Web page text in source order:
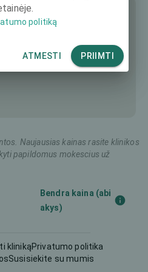
Naujausias kainas rasite klinikos
papildomus mokescius už
Bendra kaina (abi
akys)
175 €
klinikąPrivatumo politika
Susisiekite su mumis
politiką
ATMESTI PRIIMTI